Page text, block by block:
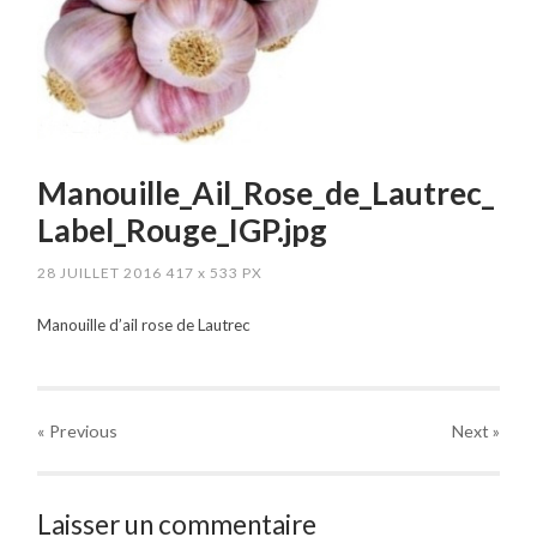
Manouille_Ail_Rose_de_Lautrec_
Label_Rouge_IGP.jpg
28 JUILLET 2016 417x 533 PX
Manouille d’ail rose de Lautrec
« Previous Next »
Laisser un commentaire